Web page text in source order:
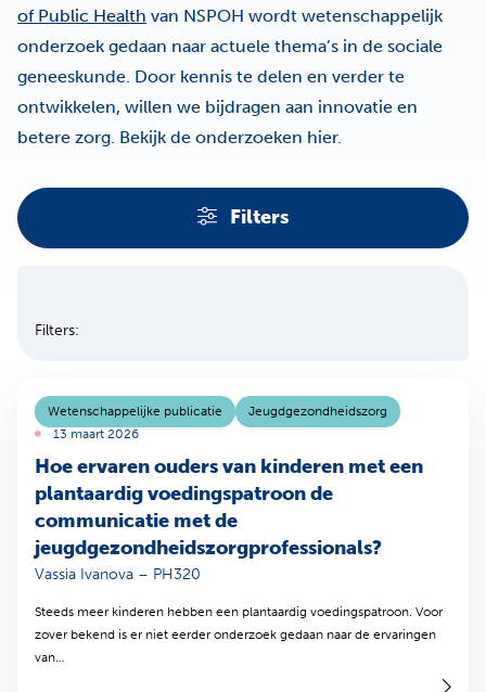
of Public Health van NSPOH wordt wetenschappelijk
onderzoek gedaan naar actuele thema’s in de sociale
geneeskunde. Door kennis te delen en verder te
ontwikkelen, willen we bijdragen aan innovatie en
betere zorg. Bekijk de onderzoeken hier.
Filters
Sla filters over Filters
Filters:
Hoe ervaren ouders van kinderen met een
plantaardig voedingspatroon de
communicatie met de
jeugdgezondheidszorgprofessionals?
Vassia Ivanova – PH320
Wetenschappelijke publicatie
Jeugdgezondheidszorg
13 maart 2026
Steeds meer kinderen hebben een plantaardig voedingspatroon. Voor
zover bekend is er niet eerder onderzoek gedaan naar de ervaringen
van…